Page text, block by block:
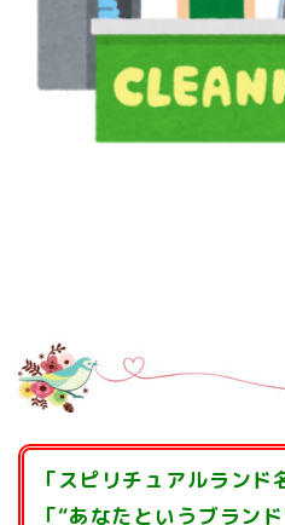
「スピリチュアルランド
「“あなたというブランド